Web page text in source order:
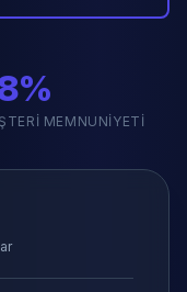
MEMNUNIYETI